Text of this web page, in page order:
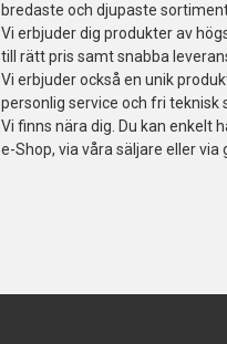
bredaste och djupaste
Vi erbjuder dig produkter av
till rätt pris samt snabba
Vi erbjuder också en unik
personlig service och fri teknisk
Vi finns nära dig. Du kan enkelt
e-Shop, via våra säljare eller via